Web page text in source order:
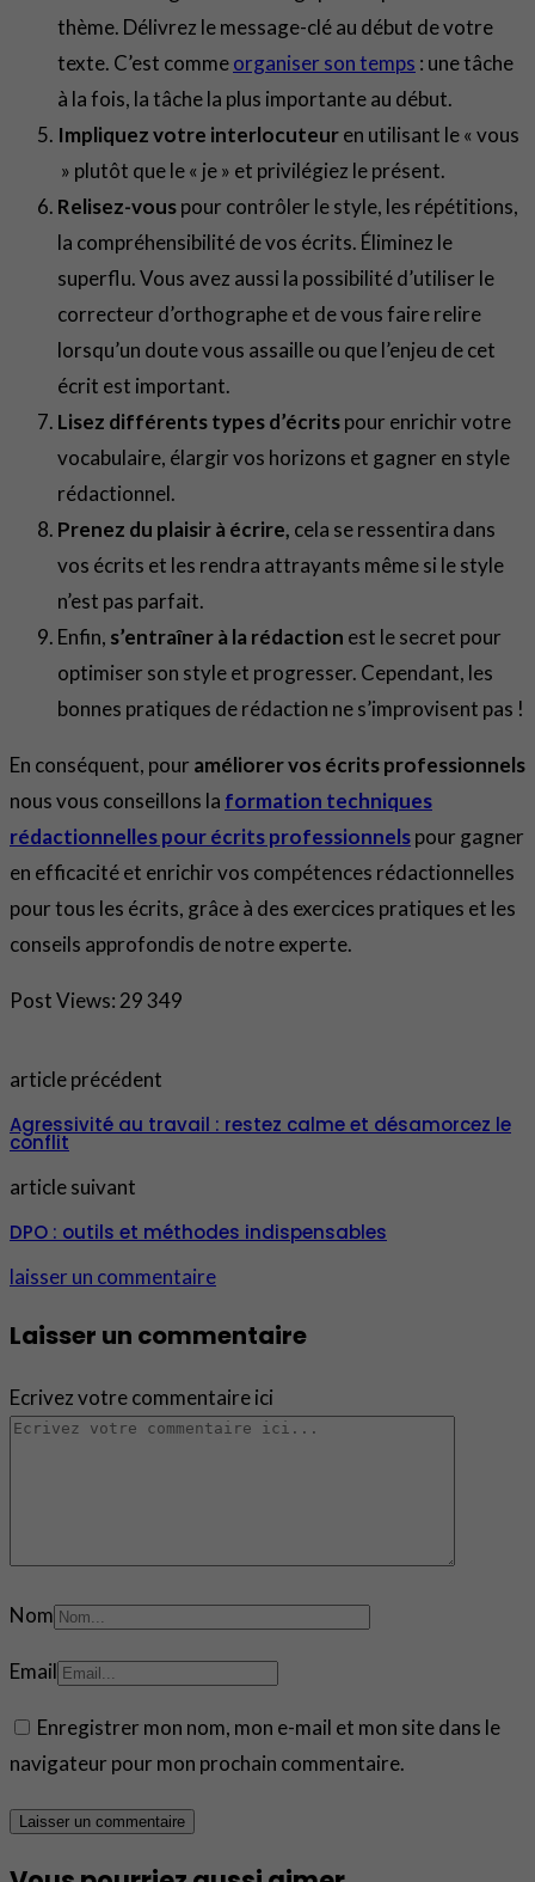
thème. Délivrez le message-clé au début de votre
texte. C’est commeorganiser son temps : une tâche
à la fois, la tâche la plus importante au début.
Impliquez votre interlocuteuren utilisant le « vous
» plutôt que le « je » et privilégiez le présent.
Relisez-vouspour contrôler le style, les répétitions,
la compréhensibilité de vos écrits. Éliminez le
superflu. Vous avez aussi la possibilité d’utiliser le
correcteur d’orthographe et de vous faire relire
lorsqu’un doute vous assaille ou que l’enjeu de cet
écrit est important.
Lisez différents types d’écritspour enrichir votre
vocabulaire, élargir vos horizons et gagner en style
rédactionnel.
Prenez du plaisir à écrire, cela se ressentira dans
vos écrits et les rendra attrayants même si le style
n’est pas parfait.
Enfin, s’entraîner à la rédaction est le secret pour
optimiser son style et progresser. Cependant, les
bonnes pratiques de rédaction ne s’improvisent pas !
En conséquent, pour améliorer vos écrits professionnels
nous vous conseillons la formation techniques
rédactionnelles pour écrits professionnelspour gagner
en efficacité et enrichir vos compétences rédactionnelles
pour tous les écrits, grâce à des exercices pratiques et les
conseils approfondis de notre experte.
Post Views: 29 349
article précédent
Agressivité au travail : restez calme et désamorcez le
conflit
article suivant
DPO : outils et méthodes indispensables
laisser un commentaire
Laisser un commentaire
Ecrivez votre commentaire ici
Nom
Email
Enregistrer mon nom, mon e-mail et mon site dans le
navigateur pour mon prochain commentaire.